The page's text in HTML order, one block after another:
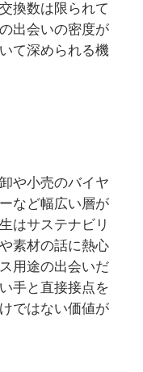
換数は限られて
出会いの密度が
て深められる機
や小売のバイヤ
など幅広い層が
はサステナビリ
素材の話に熱心
用途の出会いだ
手と直接接点を
ではない価値が